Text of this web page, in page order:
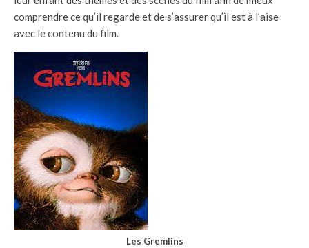
comprendre ce qu’il regarde et de s’assurer qu’il est à l’aise
avec le contenu du film.
Les Gremlins